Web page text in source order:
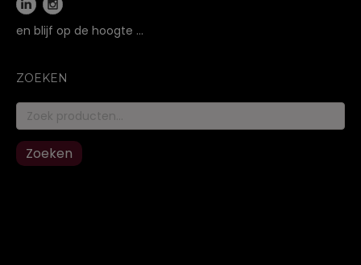
en blijf op de hoogte …
ZOEKEN
Zoeken
naar:
Zoeken